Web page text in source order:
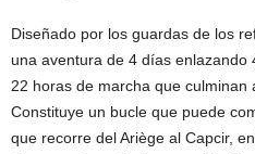
Diseñado por los guardas de los
una aventura de 4 días
22 horas de marcha que culminan
Constituye un bucle que puede
que recorre del Ariège al Capcir,